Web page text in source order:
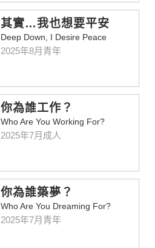
其實…我也想要平安
Deep Down, I Desire Peace
2025年8月青年
你為誰工作？
Who Are You Working For?
2025年7月成人
你為誰築夢？
Who Are You Dreaming For?
2025年7月青年